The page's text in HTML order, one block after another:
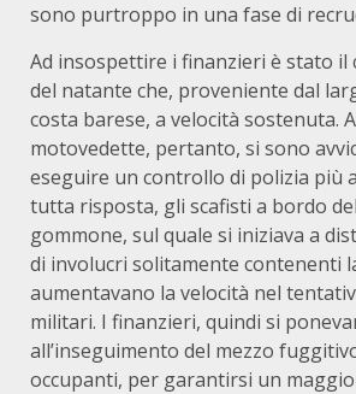
sono purtroppo in una fase di
Ad insospettire i finanzieri è stato
del natante che, proveniente dal
costa barese, a velocità sostenuta.
motovedette, pertanto, si sono
eseguire un controllo di polizia più
tutta risposta, gli scafisti a bordo
gommone, sul quale si iniziava a
di involucri solitamente contenenti
aumentavano la velocità nel
militari. I finanzieri, quindi si
all’inseguimento del mezzo
occupanti, per garantirsi un